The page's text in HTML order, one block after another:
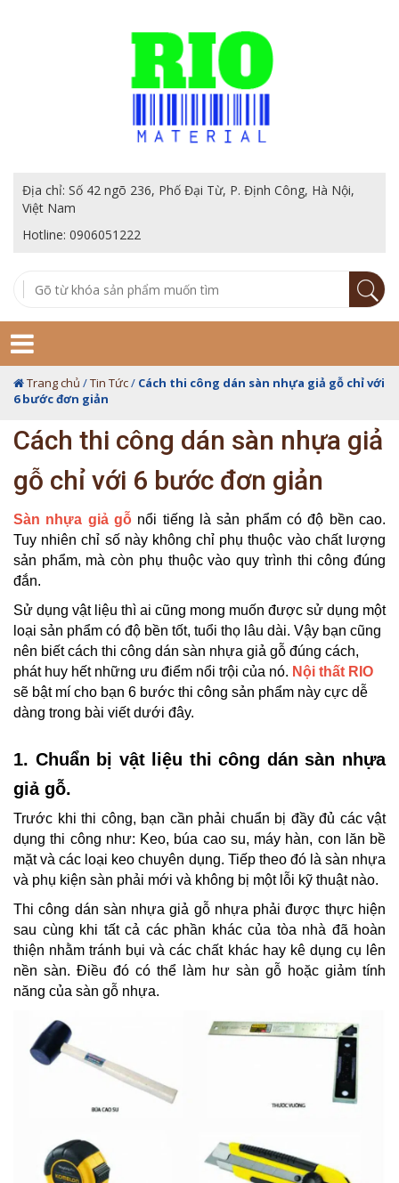
Địa chỉ: Số 42 ngõ 236, Phố Đại Từ, P. Định Công, Hà Nội,
Việt Nam
Hotline: 0906051222
Trang chủ /Tin Tức/ Cách thi công dán sàn nhựa giả gỗ chỉ với
6 bước đơn giản
Cách thi công dán sàn nhựa giả
gỗ chỉ với 6 bước đơn giản
Sàn nhựa giả gỗ nổi tiếng là sản phẩm có độ bền cao.
Tuy nhiên chỉ số này không chỉ phụ thuộc vào chất lượng
sản phẩm, mà còn phụ thuộc vào quy trình thi công đúng
đắn.
Sử dụng vật liệu thì ai cũng mong muốn được sử dụng một
loại sản phẩm có độ bền tốt, tuổi thọ lâu dài. Vậy bạn cũng
nên biết cách thi công dán sàn nhựa giả gỗ đúng cách,
phát huy hết những ưu điểm nổi trội của nó. Nội thất RIO
sẽ bật mí cho bạn 6 bước thi công sản phẩm này cực dễ
dàng trong bài viết dưới đây.
1. Chuẩn bị vật liệu thi công dán sàn nhựa
giả gỗ.
Trước khi thi công, bạn cần phải chuẩn bị đầy đủ các vật
dụng thi công như: Keo, búa cao su, máy hàn, con lăn bề
mặt và các loại keo chuyên dụng. Tiếp theo đó là sàn nhựa
và phụ kiện sàn phải mới và không bị một lỗi kỹ thuật nào.
Thi công dán sàn nhựa giả gỗ nhựa phải được thực hiện
sau cùng khi tất cả các phần khác của tòa nhà đã hoàn
thiện nhằm tránh bụi và các chất khác hay kê dụng cụ lên
nền sàn. Điều đó có thể làm hư sàn gỗ hoặc giảm tính
năng của sàn gỗ nhựa.